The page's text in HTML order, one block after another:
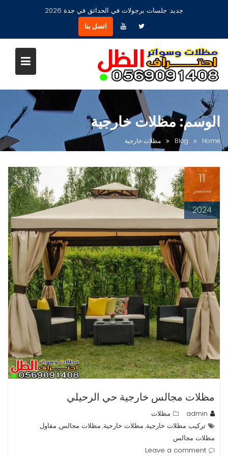
جديد: جلسات برجولات في الحدائق في جدة 2026
اتصل بنا
الوسم: مظلات خارجية
Home
Blog مظلات خارجية
11
سبتمبر
2024
مظلات مجالس خارجية حي الرحيلي
admin
مظلات
تركيب مظلات خارجية, مظلات خارجية, مظلات مجالس, مقاول
مظلات مجالس
Leave a comment